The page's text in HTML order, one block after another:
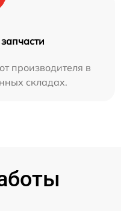
производителя в
складах.